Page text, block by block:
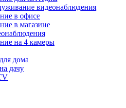
видеонаблюдения
в офисе
в магазине
на 4 камеры
дома
дачу